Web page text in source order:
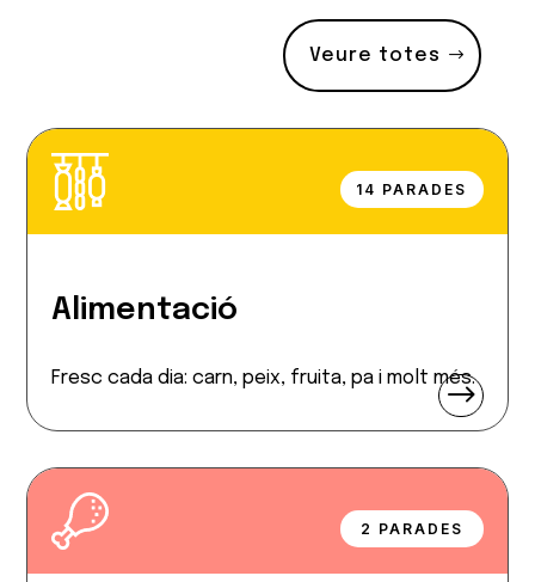
Veure totes
14 PARADES
Alimentació
Fresc cada dia: carn, peix, fruita, pa i molt més.
$
2 PARADES